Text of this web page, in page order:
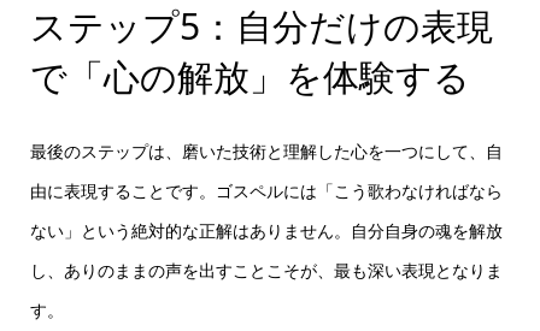
ステップ5：自分だけの表現
で「心の解放」を体験する
最後のステップは、磨いた技術と理解した心を一つにして、自
由に表現することです。ゴスペルには「こう歌わなければなら
ない」という絶対的な正解はありません。自分自身の魂を解放
し、ありのままの声を出すことこそが、最も深い表現となりま
す。